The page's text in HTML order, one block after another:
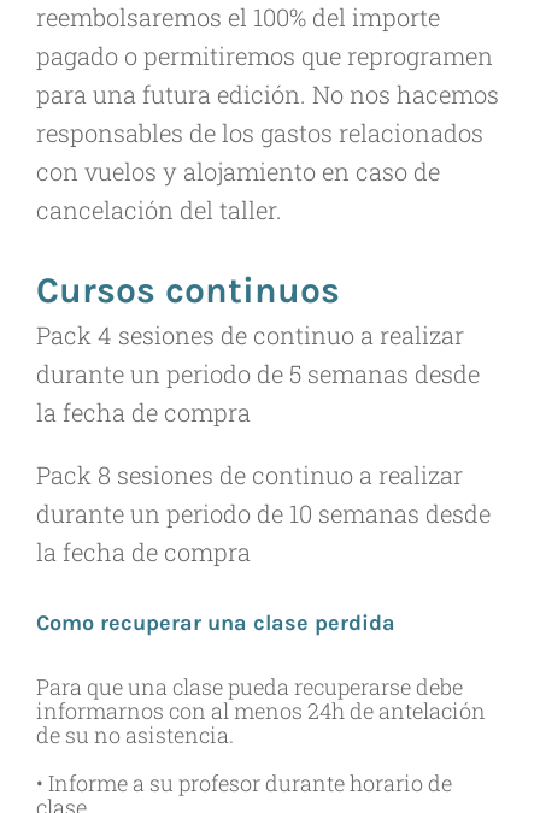
reembolsaremos el 100% del importe
pagado o permitiremos que reprogramen
para una futura edición. No nos hacemos
responsables de los gastos relacionados
con vuelos y alojamiento en caso de
cancelación del taller.
Cursos continuos
Pack 4 sesiones de continuo a realizar
durante un periodo de 5 semanas desde
la fecha de compra
Pack 8 sesiones de continuo a realizar
durante un periodo de 10 semanas desde
la fecha de compra
Como recuperar una clase perdida
Para que una clase pueda recuperarse debe
informarnos con al menos 24h de antelación
de su no asistencia.
• Informe a su profesor durante horario de
clase